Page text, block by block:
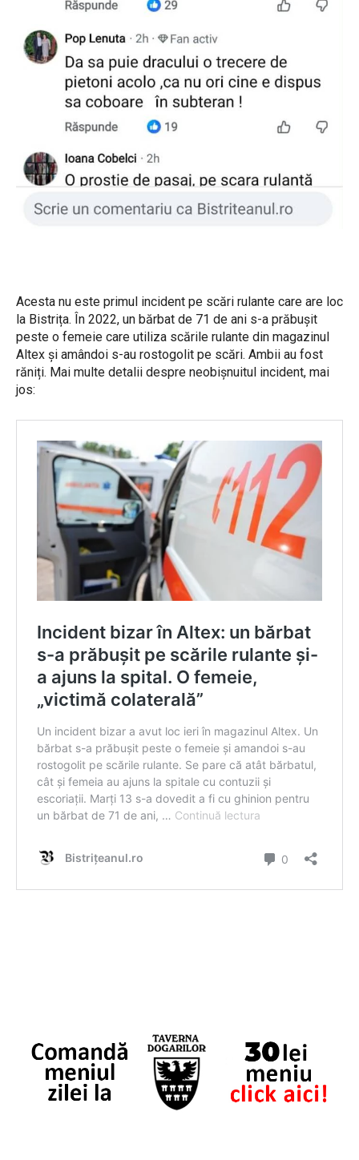
Acesta nu este primul incident pe scări rulante care are loc
la Bistrița. În 2022, un bărbat de 71 de ani s-a prăbușit
peste o femeie care utiliza scările rulante din magazinul
Altex și amândoi s-au rostogolit pe scări. Ambii au fost
răniți. Mai multe detalii despre neobișnuitul incident, mai
jos: